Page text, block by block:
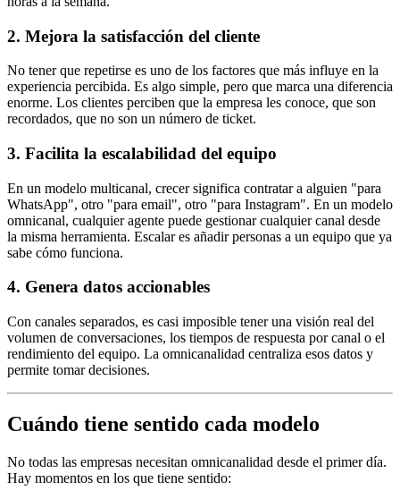
2. Mejora la satisfacción del cliente
No tener que repetirse es uno de los factores que más influye en la
experiencia percibida. Es algo simple, pero que marca una diferencia
enorme. Los clientes perciben que la empresa les conoce, que son
recordados, que no son un número de ticket.
3. Facilita la escalabilidad del equipo
En un modelo multicanal, crecer significa contratar a alguien "para
WhatsApp", otro "para email", otro "para Instagram". En un modelo
omnicanal, cualquier agente puede gestionar cualquier canal desde
la misma herramienta. Escalar es añadir personas a un equipo que ya
sabe cómo funciona.
4. Genera datos accionables
Con canales separados, es casi imposible tener una visión real del
volumen de conversaciones, los tiempos de respuesta por canal o el
rendimiento del equipo. La omnicanalidad centraliza esos datos y
permite tomar decisiones.
Cuándo tiene sentido cada modelo
No todas las empresas necesitan omnicanalidad desde el primer día.
Hay momentos en los que tiene sentido: